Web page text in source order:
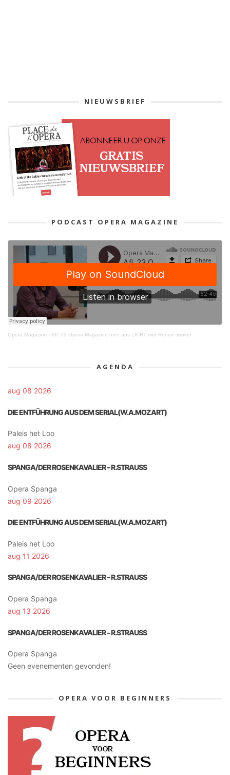
NIEUWSBRIEF
PODCAST OPERA MAGAZINE
Opera Magazine · Afl. 23 Opera Magazine over aus LICHT met Renee Jonker
AGENDA
aug 08 2026
DIE ENTFÜHRUNG AUS DEM SERIAL(W.A.MOZART)
Paleis het Loo
aug 08 2026
SPANGA/DER ROSENKAVALIER – R.STRAUSS
Opera Spanga
aug 09 2026
DIE ENTFÜHRUNG AUS DEM SERIAL(W.A.MOZART)
Paleis het Loo
aug 11 2026
SPANGA/DER ROSENKAVALIER – R.STRAUSS
Opera Spanga
aug 13 2026
SPANGA/DER ROSENKAVALIER – R.STRAUSS
Opera Spanga
Geen evenementen gevonden!
OPERA VOOR BEGINNERS